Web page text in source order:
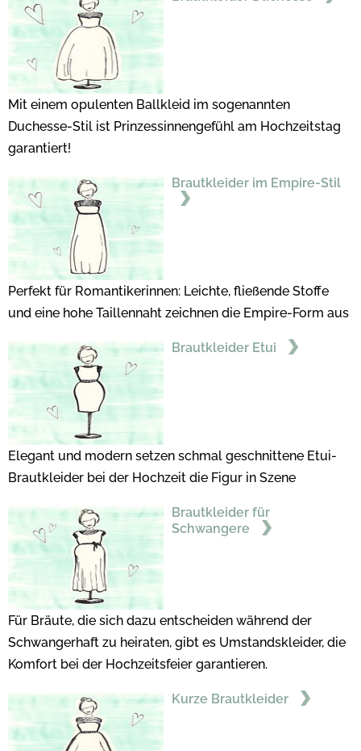
Mit einem opulenten Ballkleid im sogenannten
Duchesse-Stil ist Prinzessinnengefühl am Hochzeitstag
garantiert!
Brautkleider im Empire-Stil
Perfekt für Romantikerinnen: Leichte, fließende Stoffe
und eine hohe Taillennaht zeichnen die Empire-Form aus
Brautkleider Etui
Elegant und modern setzen schmal geschnittene Etui-
Brautkleider bei der Hochzeit die Figur in Szene
Brautkleider für
Schwangere
Für Bräute, die sich dazu entscheiden während der
Schwangerhaft zu heiraten, gibt es Umstandskleider, die
Komfort bei der Hochzeitsfeier garantieren.
Kurze Brautkleider